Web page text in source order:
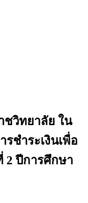
ชวิทยาลัย ใน
ชำระเงินเพื่อ
2 ปีการศึกษา